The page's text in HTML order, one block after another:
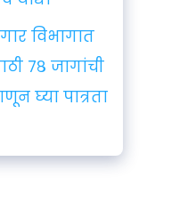
विभागात
७८ जागांची
घ्या पात्रता